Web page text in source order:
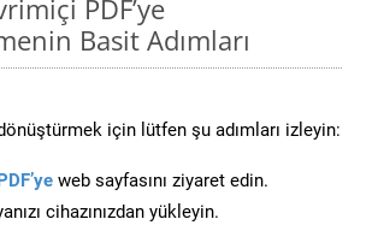
PDF’ye
Basit Adımları
için lütfen şu adımları izleyin:
web sayfasını ziyaret edin.
cihazınızdan yükleyin.